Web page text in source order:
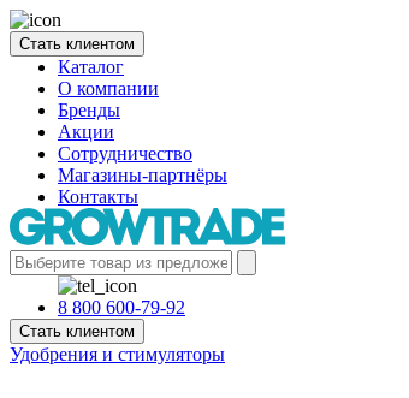
Стать клиентом
Каталог
О компании
Бренды
Акции
Сотрудничество
Магазины-партнёры
Контакты
8 800 600-79-92
Стать клиентом
Удобрения и стимуляторы